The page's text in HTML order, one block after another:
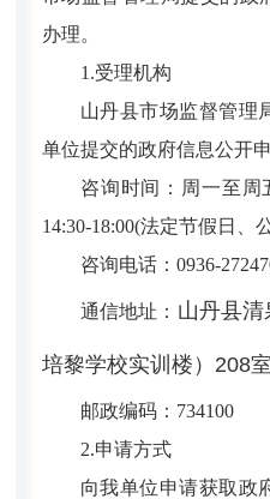
办理。
1.受理机构
山丹县市场监督管理
单位提交的政府信息公开申
咨询时间：周一至周
14:30-18:00(法定节假日、
咨询电话：0936-
通信地址： 山丹县
培黎学校实训楼）208室
邮政编码：734100
2.申请方式
向我单位申请获取政